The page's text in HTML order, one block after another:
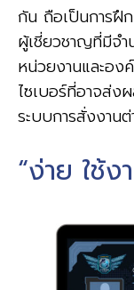
กัน ถือเป็นการฝึ
ผู้เชี่ยวชาญที่มีจ
หน่วยงานและอง
ไซเบอร์ที่อาจส่ง
ระบบการสั่งงาน
“ง่าย ใช้ง